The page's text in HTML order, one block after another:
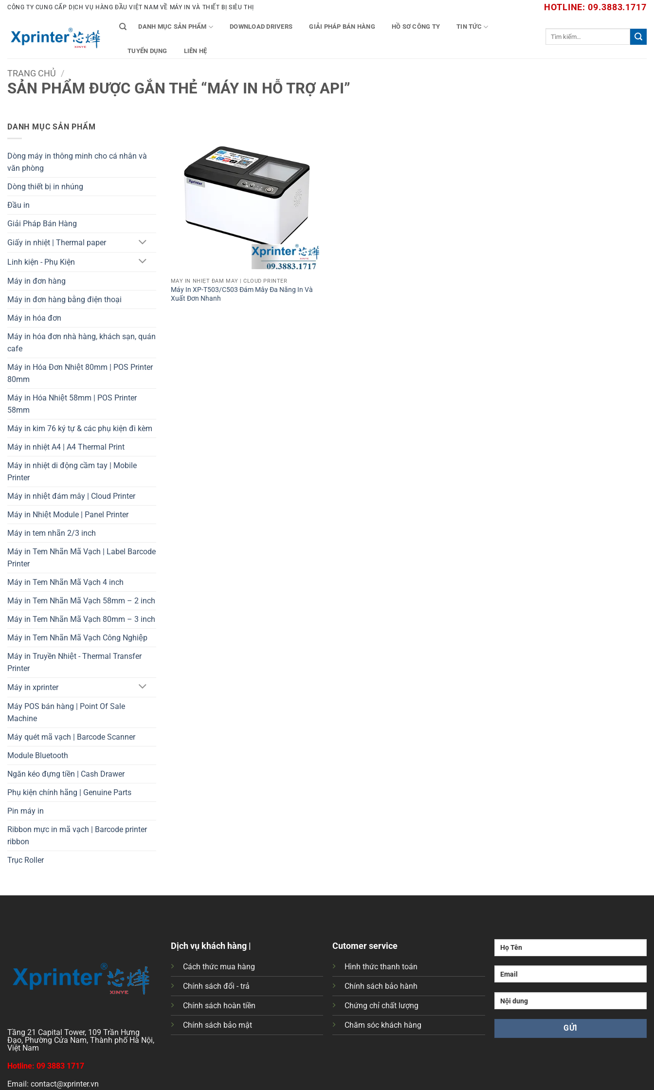
Bỏ
dung
CÔNG TY CUNG CẤP DỊCH VỤ HÀNG ĐẦU VIỆT NAM VỀ MÁY IN VÀ THIẾT BỊ SIÊU THỊ HOTLINE: 09.3883.1717
DANH MỤC SẢN PHẨM DOWNLOAD DRIVERS GIẢI PHÁP BÁN HÀNG HỒ SƠ CÔNG TY TIN TỨC
TUYỂN DỤNG LIÊN HỆ
TRANG CHỦ /
SẢN PHẨM ĐƯỢC GẮN THẺ “MÁY IN HỖ TRỢ API”
DANH MỤC SẢN PHẨM
Dòng máy in thông minh cho cá nhân và
văn phòng
Dòng thiết bị in nhúng
Đầu in
Giải Pháp Bán Hàng
Giấy in nhiệt | Thermal paper
Linh kiện - Phụ Kiện
Máy in đơn hàng
Máy in đơn hàng bằng điện thoại
Máy in hóa đơn
Máy in hóa đơn nhà hàng, khách sạn, quán
cafe
Máy in Hóa Đơn Nhiệt 80mm | POS Printer
80mm
Máy in Hóa Nhiệt 58mm | POS Printer
58mm
Máy in kim 76 ký tự & các phụ kiện đi kèm
Máy in nhiệt A4 | A4 Thermal Print
Máy in nhiệt di động cầm tay | Mobile
Printer
Máy in nhiệt đám mây | Cloud Printer
Máy in Nhiệt Module | Panel Printer
Máy in tem nhãn 2/3 inch
Máy in Tem Nhãn Mã Vạch | Label Barcode
Printer
Máy in Tem Nhãn Mã Vạch 4 inch
Máy in Tem Nhãn Mã Vạch 58mm – 2 inch
Máy in Tem Nhãn Mã Vạch 80mm – 3 inch
Máy in Tem Nhãn Mã Vạch Công Nghiệp
Máy in Truyền Nhiệt - Thermal Transfer
Printer
Máy in xprinter
Máy POS bán hàng | Point Of Sale
Machine
Máy quét mã vạch | Barcode Scanner
Module Bluetooth
Ngăn kéo đựng tiền | Cash Drawer
Phụ kiện chính hãng | Genuine Parts
Pin máy in
Ribbon mực in mã vạch | Barcode printer
ribbon
Trục Roller
MÁY IN NHIỆT ĐÁM MÂY | CLOUD PRINTER
Máy In XP-T503/C503 Đám Mây Đa Năng In Và
Xuất Đơn Nhanh
Tầng 21 Capital Tower, 109 Trần Hưng
Đạo, Phường Cửa Nam, Thành phố Hà Nội,
Việt Nam
Hotline: 09 3883 1717
Email: contact@xprinter.vn
Dịch vụ khách hàng |
Cách thức mua hàng
Chính sách đổi - trả
Chính sách hoàn tiền
Chính sách bảo mật
Cutomer service
Hình thức thanh toán
Chính sách bảo hành
Chứng chỉ chất lượng
Chăm sóc khách hàng